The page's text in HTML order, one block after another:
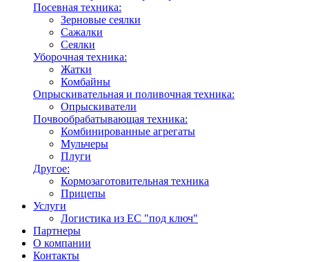
Посевная техника:
Зерновые сеялки
Сажалки
Сеялки
Уборочная техника:
Жатки
Комбайны
Опрыскивательная и поливочная техника:
Опрыскиватели
Почвообрабатывающая техника:
Комбинированные агрегаты
Мульчеры
Плуги
Другое:
Кормозаготовительная техника
Прицепы
Услуги
Логистика из ЕС "под ключ"
Партнеры
О компании
Контакты